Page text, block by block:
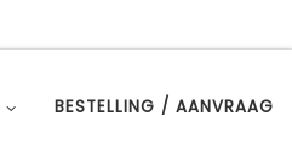
BESTELLING / AANVRAAG